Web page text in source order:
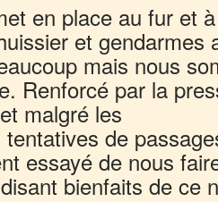
en place au fur et
et gendarmes
mais nous
Renforcé par la
malgré les
de
essayé de nous
bienfaits de ce